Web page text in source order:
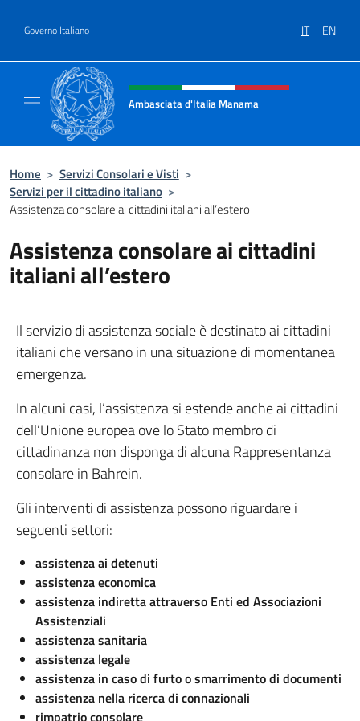
Governo Italiano IT EN
Intestazione sito, social e menù
Ambasciata d'Italia Manama
Home > Servizi Consolari e Visti >
Servizi per il cittadino italiano >
Assistenza consolare ai cittadini italiani all’estero
Assistenza consolare ai cittadini
italiani all’estero
Il servizio di assistenza sociale è destinato ai cittadini
italiani che versano in una situazione di momentanea
emergenza.
In alcuni casi, l’assistenza si estende anche ai cittadini
dell’Unione europea ove lo Stato membro di
cittadinanza non disponga di alcuna Rappresentanza
consolare in Bahrein.
Gli interventi di assistenza possono riguardare i
seguenti settori:
assistenza ai detenuti
assistenza economica
assistenza indiretta attraverso Enti ed Associazioni
Assistenziali
assistenza sanitaria
assistenza legale
assistenza in caso di furto o smarrimento di documenti
assistenza nella ricerca di connazionali
rimpatrio consolare